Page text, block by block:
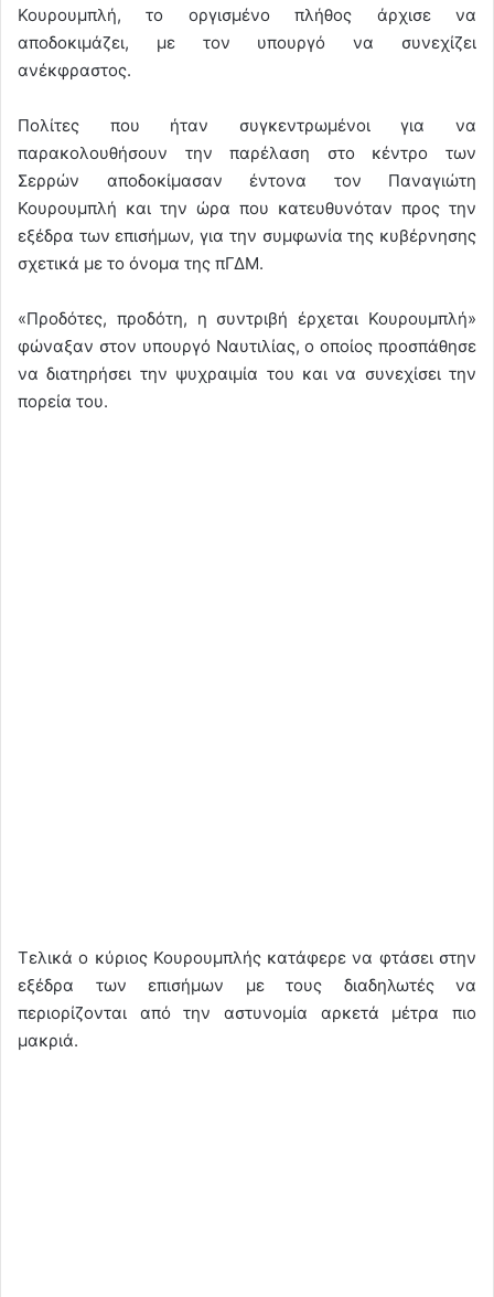
Κουρουμπλή, το οργισμένο πλήθος άρχισε να
αποδοκιμάζει, με τον υπουργό να συνεχίζει
ανέκφραστος.
Πολίτες που ήταν συγκεντρωμένοι για να
παρακολουθήσουν την παρέλαση στο κέντρο των
Σερρών αποδοκίμασαν έντονα τον Παναγιώτη
Κουρουμπλή και την ώρα που κατευθυνόταν προς την
εξέδρα των επισήμων, για την συμφωνία της κυβέρνησης
σχετικά με το όνομα της πΓΔΜ.
«Προδότες, προδότη, η συντριβή έρχεται Κουρουμπλή»
φώναξαν στον υπουργό Ναυτιλίας, ο οποίος προσπάθησε
να διατηρήσει την ψυχραιμία του και να συνεχίσει την
πορεία του.
Τελικά ο κύριος Κουρουμπλής κατάφερε να φτάσει στην
εξέδρα των επισήμων με τους διαδηλωτές να
περιορίζονται από την αστυνομία αρκετά μέτρα πιο
μακριά.